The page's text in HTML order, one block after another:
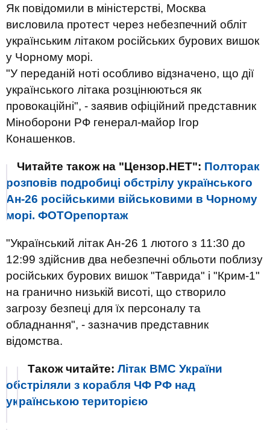
Як повідомили в міністерстві, Москва
висловила протест через небезпечний обліт
українським літаком російських бурових вишок
у Чорному морі.
"У переданій ноті особливо відзначено, що дії
українського літака розцінюються як
провокаційні", - заявив офіційний представник
Міноборони РФ генерал-майор Ігор
Конашенков.
Читайте також на "Цензор.НЕТ": Полторак
розповів подробиці обстрілу українського
Ан-26 російськими військовими в Чорному
морі. ФОТОрепортаж
"Український літак Ан-26 1 лютого з 11:30 до
12:99 здійснив два небезпечні обльоти поблизу
російських бурових вишок "Таврида" і "Крим-1"
на гранично низькій висоті, що створило
загрозу безпеці для їх персоналу та
обладнання", - зазначив представник
відомства.
Також читайте: Літак ВМС України
обстріляли з корабля ЧФ РФ над
українською територією